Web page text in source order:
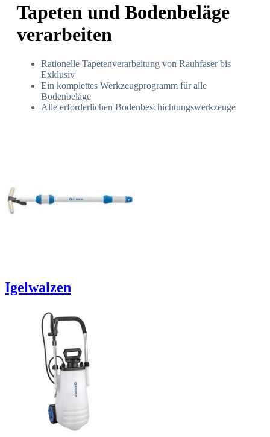
Tapeten und Bodenbeläge
verarbeiten
Rationelle Tapetenverarbeitung von Rauhfaser bis
Exklusiv
Ein komplettes Werkzeugprogramm für alle
Bodenbeläge
Alle erforderlichen Bodenbeschichtungswerkzeuge
Igelwalzen